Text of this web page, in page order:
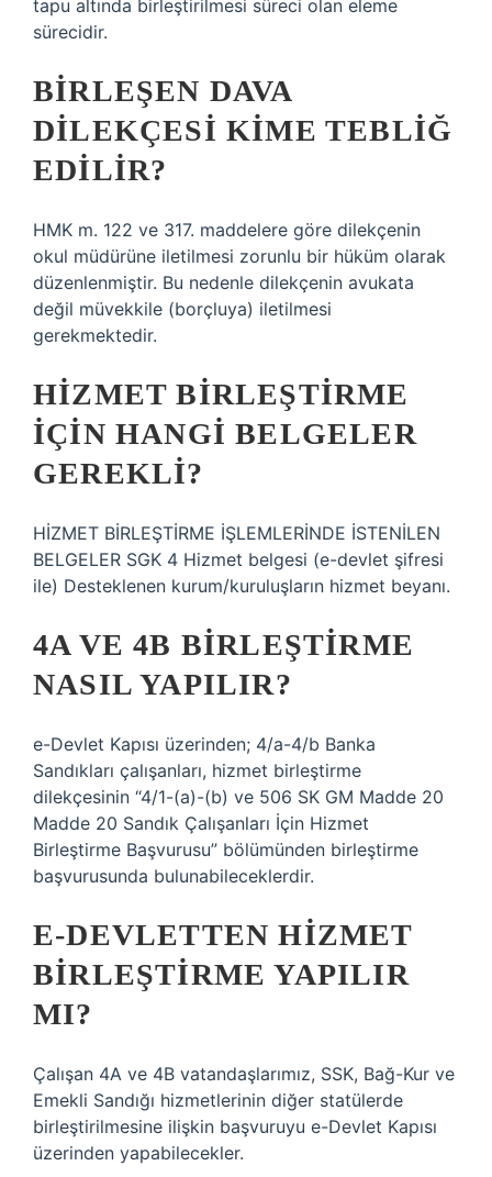
tapu altında birleştirilmesi süreci olan eleme
sürecidir.
BIRLEŞEN DAVA
DILEKÇESI KIME TEBLIĞ
EDILIR?
HMK m. 122 ve 317. maddelere göre dilekçenin
okul müdürüne iletilmesi zorunlu bir hüküm olarak
düzenlenmiştir. Bu nedenle dilekçenin avukata
değil müvekkile (borçluya) iletilmesi
gerekmektedir.
HIZMET BIRLEŞTIRME
IÇIN HANGI BELGELER
GEREKLI?
HİZMET BİRLEŞTİRME İŞLEMLERİNDE İSTENİLEN
BELGELER SGK 4 Hizmet belgesi (e-devlet şifresi
ile) Desteklenen kurum/kuruluşların hizmet beyanı.
4A VE 4B BIRLEŞTIRME
NASIL YAPILIR?
e-Devlet Kapısı üzerinden; 4/a-4/b Banka
Sandıkları çalışanları, hizmet birleştirme
dilekçesinin “4/1-(a)-(b) ve 506 SK GM Madde 20
Madde 20 Sandık Çalışanları İçin Hizmet
Birleştirme Başvurusu” bölümünden birleştirme
başvurusunda bulunabileceklerdir.
E-DEVLETTEN HIZMET
BIRLEŞTIRME YAPILIR
MI?
Çalışan 4A ve 4B vatandaşlarımız, SSK, Bağ-Kur ve
Emekli Sandığı hizmetlerinin diğer statülerde
birleştirilmesine ilişkin başvuruyu e-Devlet Kapısı
üzerinden yapabilecekler.